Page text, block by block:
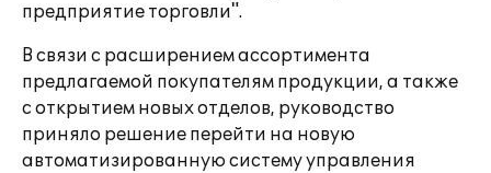
предприятие торговли".
В связи с расширением ассортимента
предлагаемой покупателям продукции, а также
с открытием новых отделов, руководство
приняло решение перейти на новую
автоматизированную систему управления